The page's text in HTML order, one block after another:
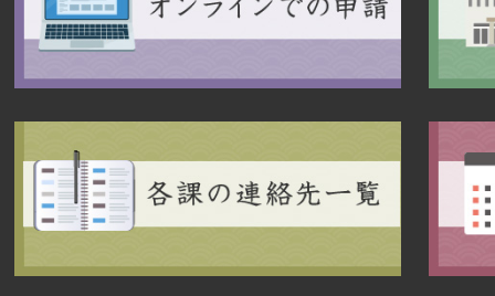
2026年08月02日
近江八幡市職員採用試験の結果
12日・7月25日】
2026年08月01日
妊婦健康診査の助成について